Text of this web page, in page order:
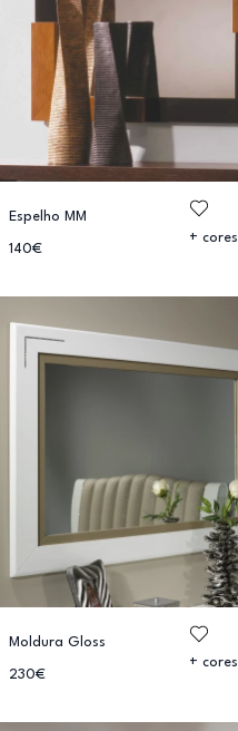
Espelho MM
140€
+ cores
Moldura Gloss
230€
+ cores